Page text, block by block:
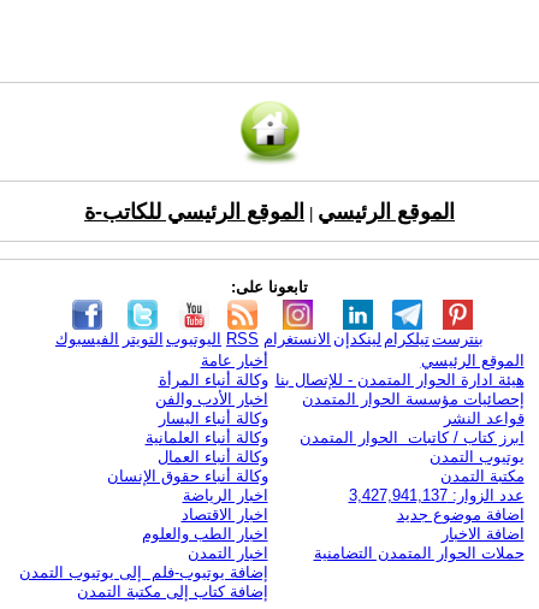
الموقع الرئيسي الموقع الرئيسي للكاتب-ة
تابعونا على:
الفيسبوك التويتر اليوتيوب RSS الانستغرام لينكدإن تيلكرامبنترست
الموقع الرئيسي
هيئة ادارة الحوار المتمدن - للإتصال بنا
إحصائيات مؤسسة الحوار المتمدن
قواعد النشر
ابرز كتاب / كاتبات الحوار المتمدن
يوتيوب التمدن
مكتبة التمدن
عدد الزوار: 3,427,941,137
اضافة موضوع جديد
اضافة الاخبار
حملات الحوار المتمدن التضامنية
أخبار عامة
وكالة أنباء المرأة
اخبار الأدب والفن
وكالة أنباء اليسار
وكالة أنباء العلمانية
وكالة أنباء العمال
وكالة أنباء حقوق الإنسان
اخبار الرياضة
اخبار الاقتصاد
اخبار الطب والعلوم
اخبار التمدن
إضافة يوتيوب-فلم إلى يوتيوب التمدن
إضافة كتاب إلى مكتبة التمدن